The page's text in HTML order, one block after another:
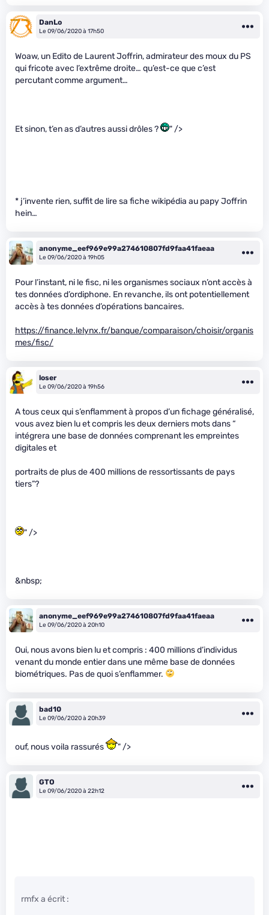
DanLo
Le 09/06/2020 à 17h50
Woaw, un Edito de Laurent Joffrin, admirateur des moux du PS
qui fricote avec l’extrême droite… qu’est-ce que c’est
percutant comme argument…
Et sinon, t’en as d’autres aussi drôles ? " />
* j’invente rien, suffit de lire sa fiche wikipédia au papy Joffrin
hein…
anonyme_eef969e99a274610807fd9faa41faeaa
Le 09/06/2020 à 19h05
Pour l’instant, ni le fisc, ni les organismes sociaux n’ont accès à
tes données d’ordiphone. En revanche, ils ont potentiellement
accès à tes données d’opérations bancaires.
https://finance.lelynx.fr/banque/comparaison/choisir/organis
mes/fisc/
loser
Le 09/06/2020 à 19h56
A tous ceux qui s’enflamment à propos d’un fichage généralisé,
vous avez bien lu et compris les deux derniers mots dans “
intégrera une base de données comprenant les empreintes
digitales et
portraits de plus de 400 millions de ressortissants de pays
tiers”?
" />
&nbsp;
anonyme_eef969e99a274610807fd9faa41faeaa
Le 09/06/2020 à 20h10
Oui, nous avons bien lu et compris : 400 millions d’individus
venant du monde entier dans une même base de données
biométriques. Pas de quoi s’enflammer.
bad10
Le 09/06/2020 à 20h39
ouf, nous voila rassurés " />
GTO
Le 09/06/2020 à 22h12
rmfx a écrit :